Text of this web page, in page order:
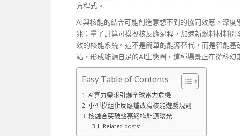
方程式。
AI與核能的結合可能創造意想不到的協同效應。深
兆；量子計算可模擬核反應過程，加速新燃料材料
效的核能系統。這不是簡單的能源替代，而是智能
站，形成能源自足的AI生態圈，這種場景正在從科幻
Easy Table of Contents
AI算力需求引爆全球電力危機
小型模組化反應爐改寫核能遊戲規則
核融合突破點亮終極能源曙光
Related posts: